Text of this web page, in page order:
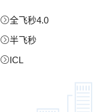
全飞秒4.0
半飞秒
ICL